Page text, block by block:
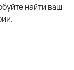
найти ваш